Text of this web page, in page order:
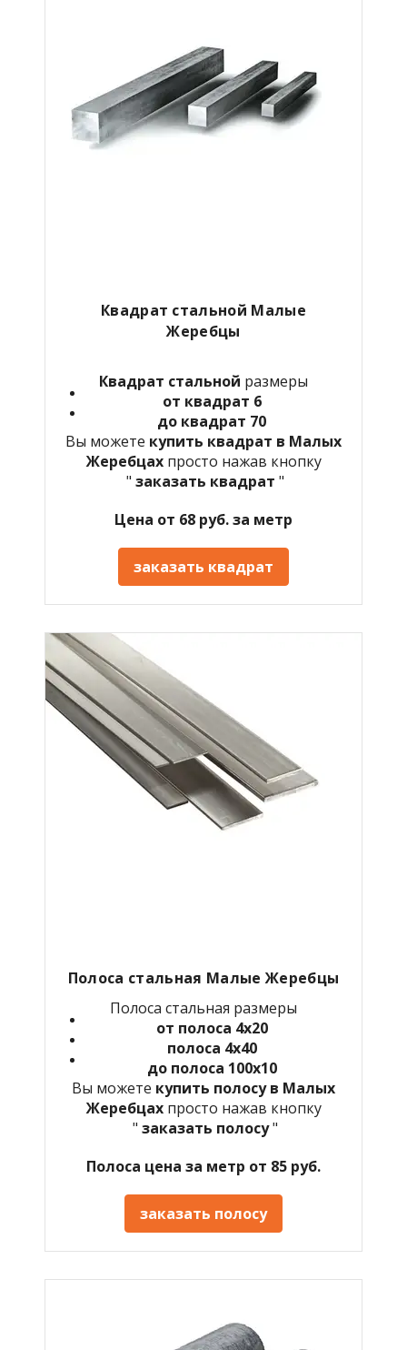
Квадрат стальной Малые
Жеребцы
Квадрат стальной размеры
от квадрат 6
до квадрат 70
Вы можете купить квадрат в Малых
Жеребцах просто нажав кнопку
" заказать квадрат "
Цена от 68 руб. за метр
заказать квадрат
Полоса стальная Малые Жеребцы
Полоса стальная размеры
от полоса 4х20
полоса 4х40
до полоса 100х10
Вы можете купить полосу в Малых
Жеребцах просто нажав кнопку
" заказать полосу"
Полоса цена за метр от 85 руб.
заказать полосу